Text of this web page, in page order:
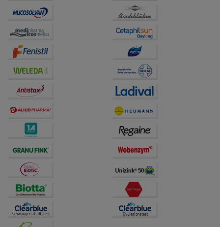
unserer Website sammeln, mit deren Hilfe wir unsere
Website weiter für Sie optimieren können, den Inhalt
Drittseiten möglichst relevant für Sie zu gestalten.
Bitte beachten Sie, dass Daten hierfür teilweise an
Dritte wie z.B. Google oder soziale Medien
übertragen werden.